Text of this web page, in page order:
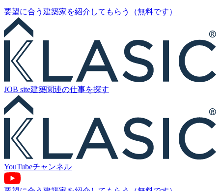
要望に合う 建築家を紹介 してもらう （無料です）
JOB site建築関連の仕事を探す
YouTubeチャンネル